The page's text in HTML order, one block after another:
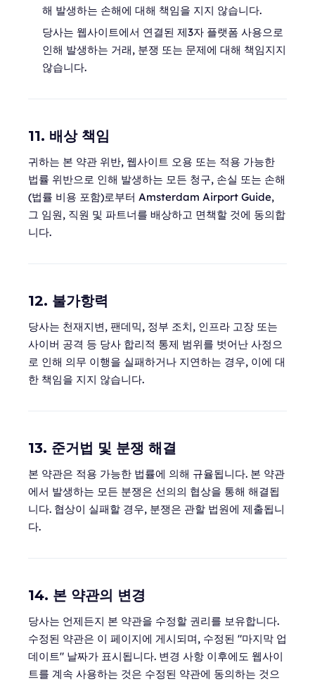
해 발생하는 손해에 대해 책임을 지지 않습니다.
당사는 웹사이트에서 연결된 제3자 플랫폼 사용으로
인해 발생하는 거래, 분쟁 또는 문제에 대해 책임지지
않습니다.
11. 배상 책임
귀하는 본 약관 위반, 웹사이트 오용 또는 적용 가능한
법률 위반으로 인해 발생하는 모든 청구, 손실 또는 손해
(법률 비용 포함)로부터 Amsterdam Airport Guide,
그 임원, 직원 및 파트너를 배상하고 면책할 것에 동의합
니다.
12. 불가항력
당사는 천재지변, 팬데믹, 정부 조치, 인프라 고장 또는
사이버 공격 등 당사 합리적 통제 범위를 벗어난 사정으
로 인해 의무 이행을 실패하거나 지연하는 경우, 이에 대
한 책임을 지지 않습니다.
13. 준거법 및 분쟁 해결
본 약관은 적용 가능한 법률에 의해 규율됩니다. 본 약관
에서 발생하는 모든 분쟁은 선의의 협상을 통해 해결됩
니다. 협상이 실패할 경우, 분쟁은 관할 법원에 제출됩니
다.
14. 본 약관의 변경
당사는 언제든지 본 약관을 수정할 권리를 보유합니다.
수정된 약관은 이 페이지에 게시되며, 수정된 "마지막 업
데이트" 날짜가 표시됩니다. 변경 사항 이후에도 웹사이
트를 계속 사용하는 것은 수정된 약관에 동의하는 것으